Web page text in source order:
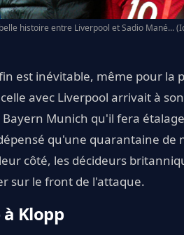
histoire entre Liverpool et Sadio Mané...
est inévitable, même pour la
avec Liverpool arrivait à
Munich qu'il fera
qu'une quarantaine de
côté, les décideurs
sur le front de l'attaque.
Klopp